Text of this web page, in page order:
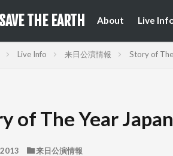
THE EARTH About Live
Live Info 来日公演情報 Story of
of The Year
来日公演情報